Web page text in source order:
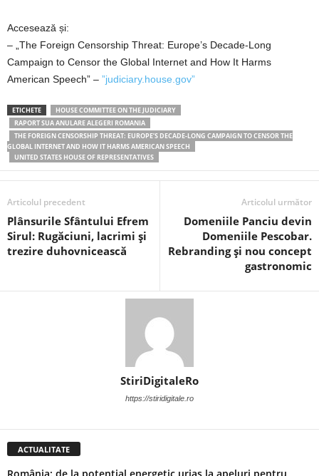
Accesează și:
– „The Foreign Censorship Threat: Europe’s Decade-Long
Campaign to Censor the Global Internet and How It Harms
American Speech” – ”judiciary.house.gov”
ETICHETE
HOUSE COMMITTEE ON THE JUDICIARY
RAPORT SUA ANULARE ALEGERI ROMANIA
THE FOREIGN CENSORSHIP THREAT: EUROPE’S DECADE-LONG CAMPAIGN TO CENSOR THE
GLOBAL INTERNET AND HOW IT HARMS AMERICAN SPEECH
UNITED STATES HOUSE OF REPRESENTATIVES
Articolul precedent
Plânsurile Sfântului Efrem
Sirul: Rugăciuni, lacrimi și
trezire duhovnicească
Articolul următor
Domeniile Panciu devin
Domeniile Pescobar.
Rebranding și nou concept
gastronomic
StiriDigitaleRo
https://stiridigitale.ro
ACTUALITATE